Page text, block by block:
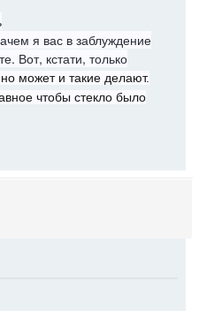
я вас в заблуждение
Вот, кстати, только
может и такие делают.
чтобы стекло было